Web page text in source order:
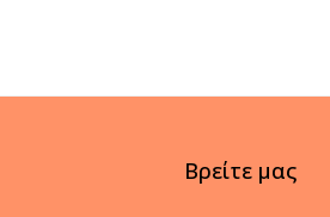
Βρείτε μας